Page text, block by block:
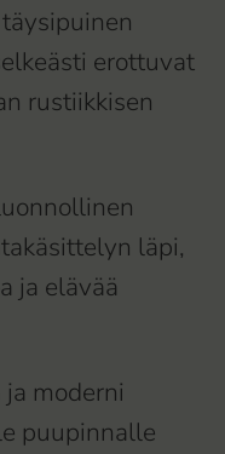
erottuvat
rustiikkisen
läpi,
ja elävää
moderni
puupinnalle